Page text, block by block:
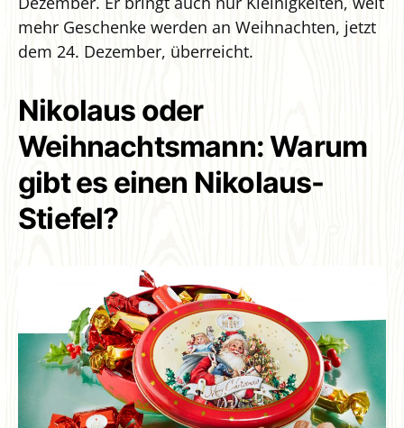
mehr Geschenke werden an Weihnachten, jetzt
dem 24. Dezember, überreicht.
Nikolaus oder
Weihnachtsmann: Warum
gibt es einen Nikolaus-
Stiefel?